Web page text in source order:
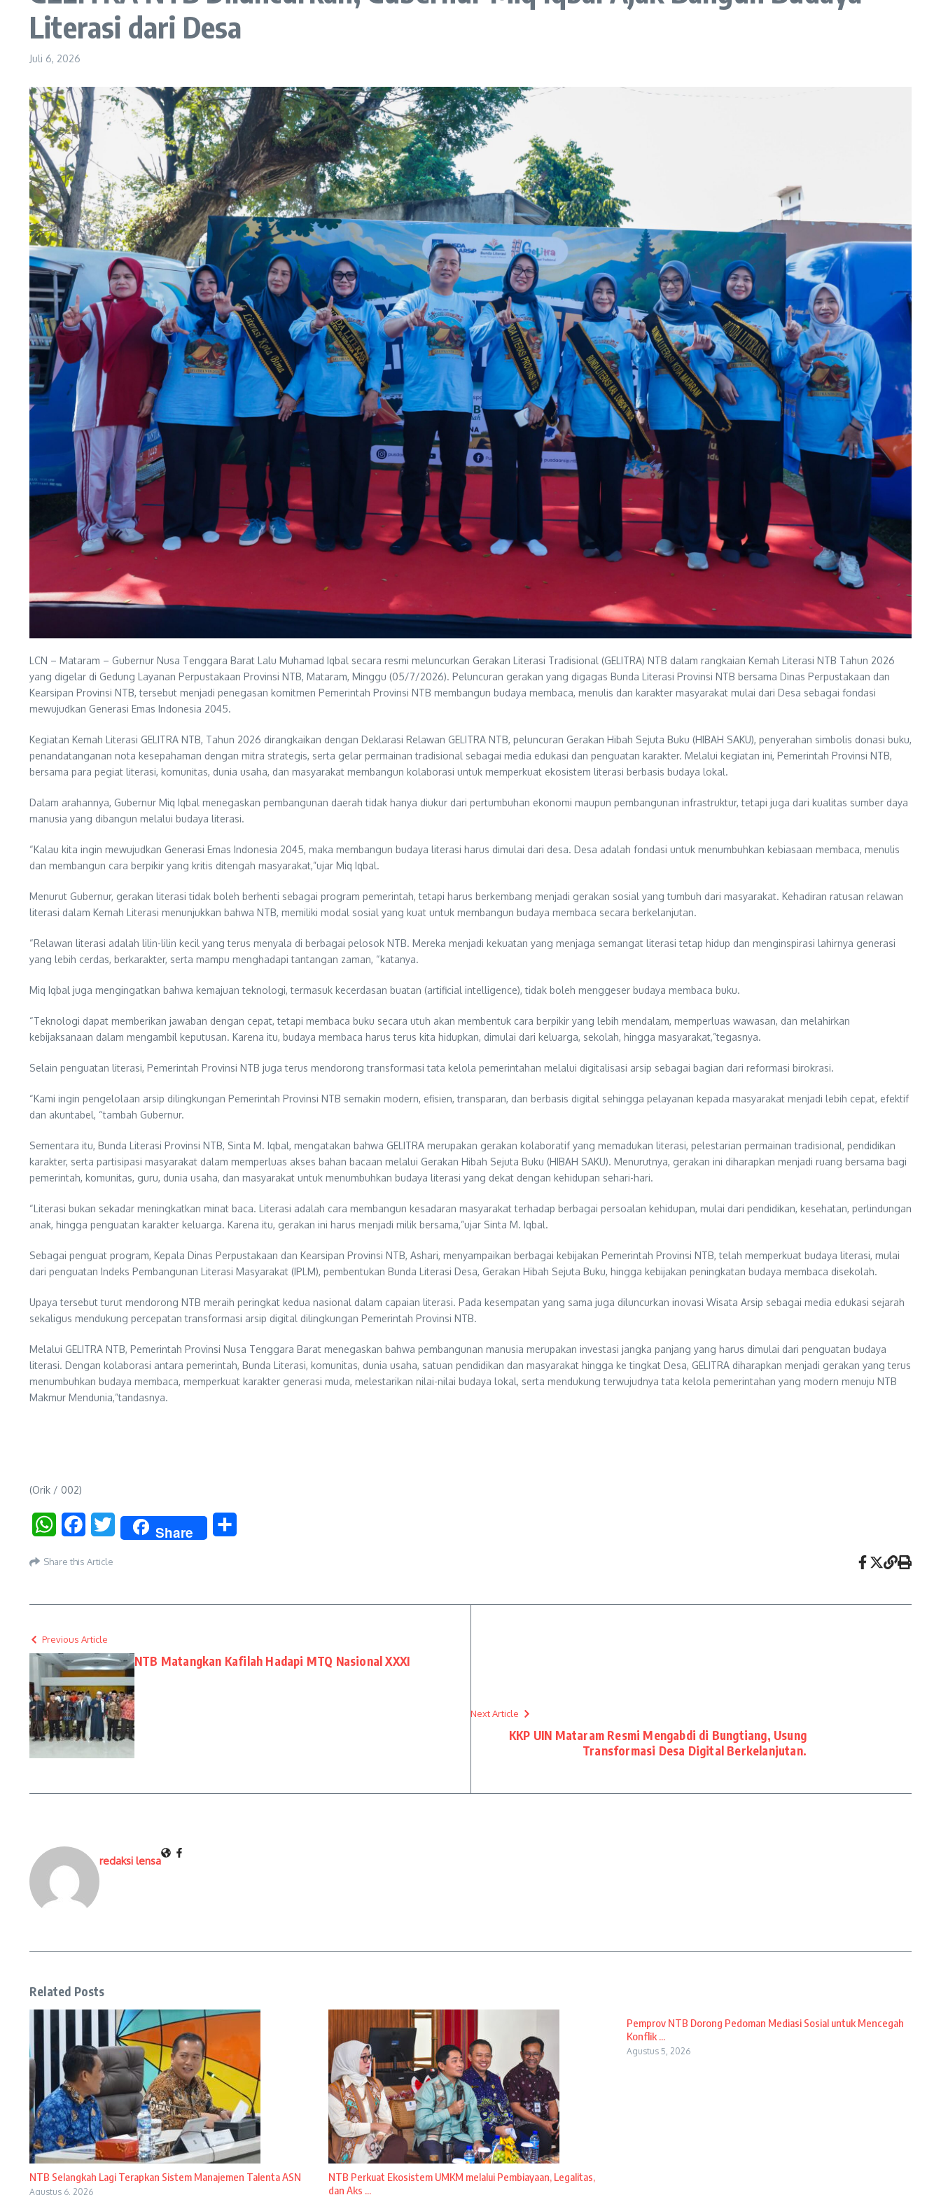
Literasi dari Desa
Juli 6, 2026
LCN – Mataram – Gubernur Nusa Tenggara Barat Lalu Muhamad Iqbal secara resmi meluncurkan Gerakan Literasi Tradisional (GELITRA) NTB dalam rangkaian Kemah Literasi NTB Tahun 2026
yang digelar di Gedung Layanan Perpustakaan Provinsi NTB, Mataram, Minggu (05/7/2026). Peluncuran gerakan yang digagas Bunda Literasi Provinsi NTB bersama Dinas Perpustakaan dan
Kearsipan Provinsi NTB, tersebut menjadi penegasan komitmen Pemerintah Provinsi NTB membangun budaya membaca, menulis dan karakter masyarakat mulai dari Desa sebagai fondasi
mewujudkan Generasi Emas Indonesia 2045.
Kegiatan Kemah Literasi GELITRA NTB, Tahun 2026 dirangkaikan dengan Deklarasi Relawan GELITRA NTB, peluncuran Gerakan Hibah Sejuta Buku (HIBAH SAKU), penyerahan simbolis donasi buku,
penandatanganan nota kesepahaman dengan mitra strategis, serta gelar permainan tradisional sebagai media edukasi dan penguatan karakter. Melalui kegiatan ini, Pemerintah Provinsi NTB,
bersama para pegiat literasi, komunitas, dunia usaha, dan masyarakat membangun kolaborasi untuk memperkuat ekosistem literasi berbasis budaya lokal.
Dalam arahannya, Gubernur Miq Iqbal menegaskan pembangunan daerah tidak hanya diukur dari pertumbuhan ekonomi maupun pembangunan infrastruktur, tetapi juga dari kualitas sumber daya
manusia yang dibangun melalui budaya literasi.
“Kalau kita ingin mewujudkan Generasi Emas Indonesia 2045, maka membangun budaya literasi harus dimulai dari desa. Desa adalah fondasi untuk menumbuhkan kebiasaan membaca, menulis
dan membangun cara berpikir yang kritis ditengah masyarakat,”ujar Miq Iqbal.
Menurut Gubernur, gerakan literasi tidak boleh berhenti sebagai program pemerintah, tetapi harus berkembang menjadi gerakan sosial yang tumbuh dari masyarakat. Kehadiran ratusan relawan
literasi dalam Kemah Literasi menunjukkan bahwa NTB, memiliki modal sosial yang kuat untuk membangun budaya membaca secara berkelanjutan.
“Relawan literasi adalah lilin-lilin kecil yang terus menyala di berbagai pelosok NTB. Mereka menjadi kekuatan yang menjaga semangat literasi tetap hidup dan menginspirasi lahirnya generasi
yang lebih cerdas, berkarakter, serta mampu menghadapi tantangan zaman, “katanya.
Miq Iqbal juga mengingatkan bahwa kemajuan teknologi, termasuk kecerdasan buatan (artificial intelligence), tidak boleh menggeser budaya membaca buku.
“Teknologi dapat memberikan jawaban dengan cepat, tetapi membaca buku secara utuh akan membentuk cara berpikir yang lebih mendalam, memperluas wawasan, dan melahirkan
kebijaksanaan dalam mengambil keputusan. Karena itu, budaya membaca harus terus kita hidupkan, dimulai dari keluarga, sekolah, hingga masyarakat,”tegasnya.
Selain penguatan literasi, Pemerintah Provinsi NTB juga terus mendorong transformasi tata kelola pemerintahan melalui digitalisasi arsip sebagai bagian dari reformasi birokrasi.
“Kami ingin pengelolaan arsip dilingkungan Pemerintah Provinsi NTB semakin modern, efisien, transparan, dan berbasis digital sehingga pelayanan kepada masyarakat menjadi lebih cepat, efektif
dan akuntabel, “tambah Gubernur.
Sementara itu, Bunda Literasi Provinsi NTB, Sinta M. Iqbal, mengatakan bahwa GELITRA merupakan gerakan kolaboratif yang memadukan literasi, pelestarian permainan tradisional, pendidikan
karakter, serta partisipasi masyarakat dalam memperluas akses bahan bacaan melalui Gerakan Hibah Sejuta Buku (HIBAH SAKU). Menurutnya, gerakan ini diharapkan menjadi ruang bersama bagi
pemerintah, komunitas, guru, dunia usaha, dan masyarakat untuk menumbuhkan budaya literasi yang dekat dengan kehidupan sehari-hari.
“Literasi bukan sekadar meningkatkan minat baca. Literasi adalah cara membangun kesadaran masyarakat terhadap berbagai persoalan kehidupan, mulai dari pendidikan, kesehatan, perlindungan
anak, hingga penguatan karakter keluarga. Karena itu, gerakan ini harus menjadi milik bersama,”ujar Sinta M. Iqbal.
Sebagai penguat program, Kepala Dinas Perpustakaan dan Kearsipan Provinsi NTB, Ashari, menyampaikan berbagai kebijakan Pemerintah Provinsi NTB, telah memperkuat budaya literasi, mulai
dari penguatan Indeks Pembangunan Literasi Masyarakat (IPLM), pembentukan Bunda Literasi Desa, Gerakan Hibah Sejuta Buku, hingga kebijakan peningkatan budaya membaca disekolah.
Upaya tersebut turut mendorong NTB meraih peringkat kedua nasional dalam capaian literasi. Pada kesempatan yang sama juga diluncurkan inovasi Wisata Arsip sebagai media edukasi sejarah
sekaligus mendukung percepatan transformasi arsip digital dilingkungan Pemerintah Provinsi NTB.
Melalui GELITRA NTB, Pemerintah Provinsi Nusa Tenggara Barat menegaskan bahwa pembangunan manusia merupakan investasi jangka panjang yang harus dimulai dari penguatan budaya
literasi. Dengan kolaborasi antara pemerintah, Bunda Literasi, komunitas, dunia usaha, satuan pendidikan dan masyarakat hingga ke tingkat Desa, GELITRA diharapkan menjadi gerakan yang terus
menumbuhkan budaya membaca, memperkuat karakter generasi muda, melestarikan nilai-nilai budaya lokal, serta mendukung terwujudnya tata kelola pemerintahan yang modern menuju NTB
Makmur Mendunia,”tandasnya.
(Orik / 002)
WhatsAppFacebookTwitter Share
Share this Article
Previous Article
NTB Matangkan Kafilah Hadapi MTQ Nasional XXXI
Next Article
KKP UIN Mataram Resmi Mengabdi di Bungtiang, Usung
Transformasi Desa Digital Berkelanjutan.
redaksi lensa
Related Posts
NTB Selangkah Lagi Terapkan Sistem Manajemen Talenta ASN
Agustus 6, 2026
NTB Perkuat Ekosistem UMKM melalui Pembiayaan, Legalitas,
dan Aks ...
Pemprov NTB Dorong Pedoman Mediasi Sosial untuk Mencegah
Konflik ...
Agustus 5, 2026